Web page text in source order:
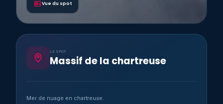
Vue du spot
LE SPOT
Massif de la chartreuse
Mer de nuage en chartreuse.